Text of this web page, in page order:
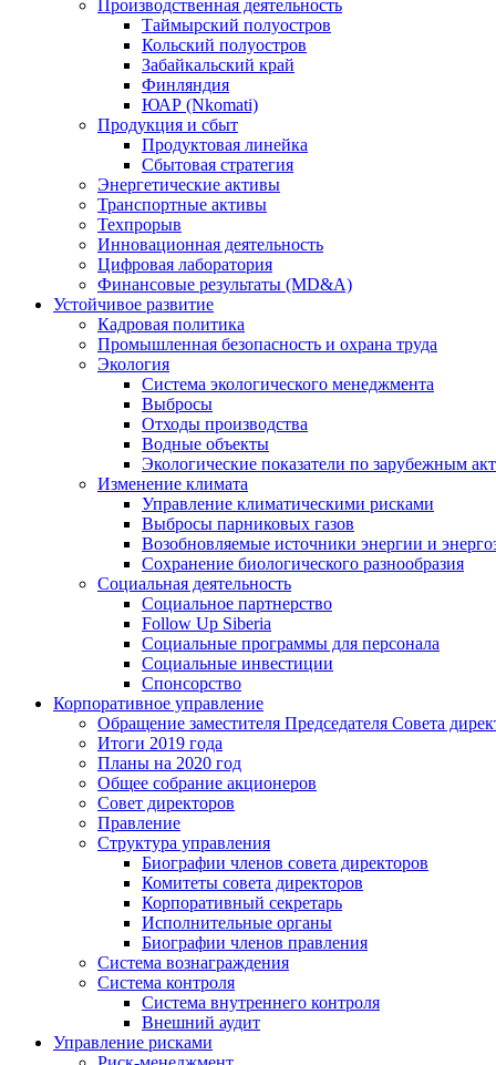
Производственная деятельность
Таймырский полуостров
Кольский полуостров
Забайкальский край
Финляндия
ЮАР (Nkomati)
Продукция и сбыт
Продуктовая линейка
Сбытовая стратегия
Энергетические активы
Транспортные активы
Техпрорыв
Инновационная деятельность
Цифровая лаборатория
Финансовые результаты (MD&A)
Устойчивое развитие
Кадровая политика
Промышленная безопасность и охрана труда
Экология
Система экологического менеджмента
Выбросы
Отходы производства
Водные объекты
Экологические показатели по зарубежным
Изменение климата
Управление климатическими рисками
Выбросы парниковых газов
Возобновляемые источники энергии и
Сохранение биологического разнообразия
Социальная деятельность
Социальное партнерство
Follow Up Siberia
Социальные программы для персонала
Социальные инвестиции
Спонсорство
Корпоративное управление
Обращение заместителя Председателя Совета
Итоги 2019 года
Планы на 2020 год
Общее собрание акционеров
Совет директоров
Правление
Структура управления
Биографии членов совета директоров
Комитеты совета директоров
Корпоративный секретарь
Исполнительные органы
Биографии членов правления
Система вознаграждения
Система контроля
Система внутреннего контроля
Внешний аудит
Управление рисками